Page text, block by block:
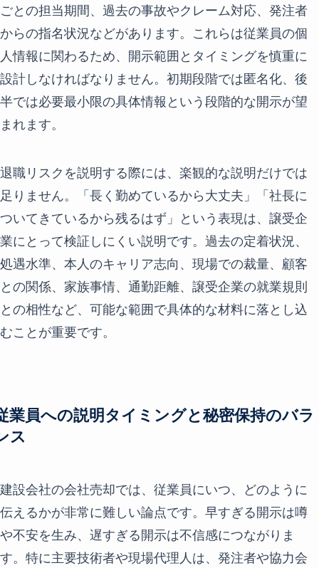
ごとの担当期間、過去の事故やクレーム対応、発注者
からの指名状況などがあります。これらは従業員の個
人情報に関わるため、開示範囲とタイミングを慎重に
設計しなければなりません。初期段階では匿名化、後
半では必要最小限の具体情報という段階的な開示が望
まれます。
退職リスクを説明する際には、楽観的な説明だけでは
足りません。「長く勤めているから大丈夫」「社長に
ついてきているから残るはず」という表現は、譲受企
業にとって検証しにくい説明です。過去の定着状況、
処遇水準、本人のキャリア志向、現場での裁量、顧客
との関係、家族事情、通勤距離、譲受企業の就業規則
との相性など、可能な範囲で具体的な材料に落とし込
むことが重要です。
業員への説明タイミングと秘密保持のバラ
ス
建設会社の会社売却では、従業員にいつ、どのように
伝えるかが非常に難しい論点です。早すぎる開示は噂
や不安を生み、遅すぎる開示は不信感につながりま
す。特に主要技術者や現場代理人は、発注者や協力会